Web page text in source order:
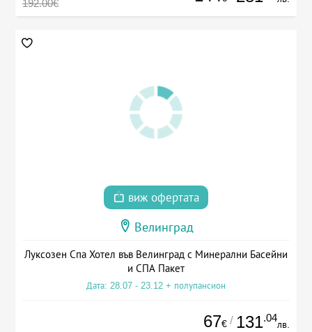
192.00€
виж офертата
Велинград
Луксозен Спа Хотел във Велинград с Минерални Басейни
и СПА Пакет
Дата: 28.07 - 23.12 + полупансион
67€ / 131.04
лв.